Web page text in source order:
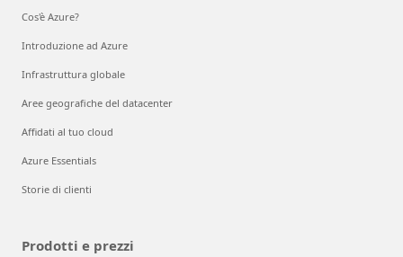
Cos'è Azure?
Introduzione ad Azure
Infrastruttura globale
Aree geografiche del datacenter
Affidati al tuo cloud
Azure Essentials
Storie di clienti
Prodotti e prezzi